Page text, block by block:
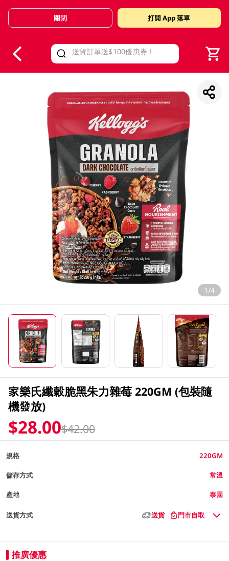
Valid Until 30 June 2026
關閉 打開 App 落單
1/4
家樂氏纖穀脆黑朱力雜莓 220GM (包裝隨
機發放)
$28.00$42.00
規格 220GM
儲存方式 常溫
產地 泰國
送貨方式 送貨 門市自取
推廣優惠